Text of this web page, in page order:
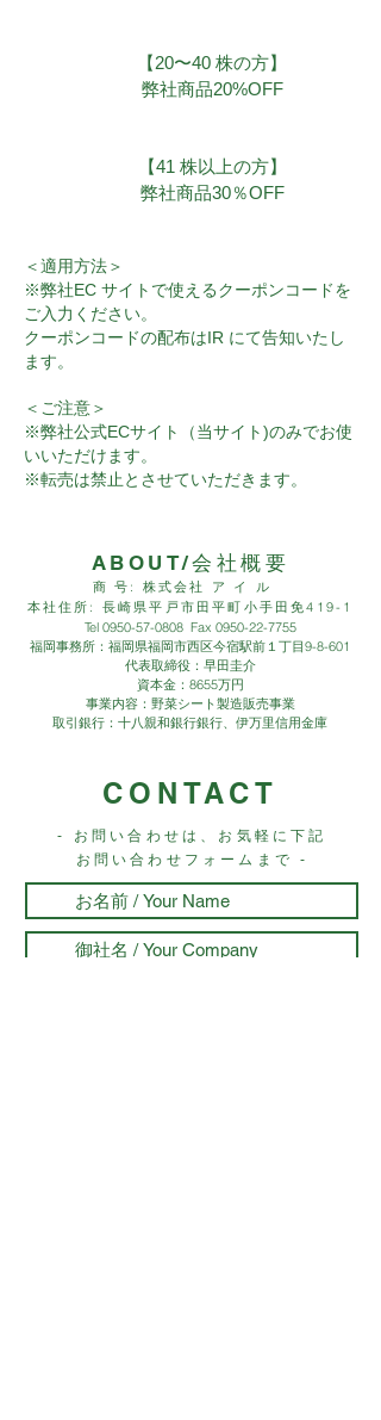
【20〜40 株の方】
弊社商品20%OFF
【41 株以上の方】
弊社商品30％OFF
＜適用方法＞
※弊社EC サイトで使えるクーポンコードを
ご入力ください。
クーポンコードの配布はIR にて告知いたし
ます。
＜ご注意＞
※弊社公式ECサイト（当サイト)のみでお使
いいただけます。
※転売は禁止とさせていただきます。
ABOUT/会社概要
商 号: 株式会社 ア イ ル
本社住所: 長崎県平戸市田平町小手田免419-1
Tel 0950-57-0808Fax 0950-22-7755
福岡事務所：福岡県福岡市西区今宿駅前１丁目9-8-601
代表取締役：早田圭介
資本金：8655万円
事業内容：野菜シート製造販売事業
取引銀行：十八親和銀行銀行、伊万里信用金庫
CONTACT
- お問い合わせは、お気軽に下記
お問い合わせフォームまで -